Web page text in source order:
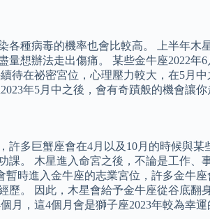
種病毒的機率也會比較高。 上半年
想辦法走出傷痛。 某些金牛座2022
待在祕密宮位，心理壓力較大，在5月
年5月中之後，會有奇蹟般的機會讓
許多巨蟹座會在4月以及10月的時候與
課。 木星進入命宮之後，不論是工作
時進入金牛座的志業宮位，許多金牛
。 因此，木星會給予金牛座從谷底
月，這4個月會是獅子座2023年較為